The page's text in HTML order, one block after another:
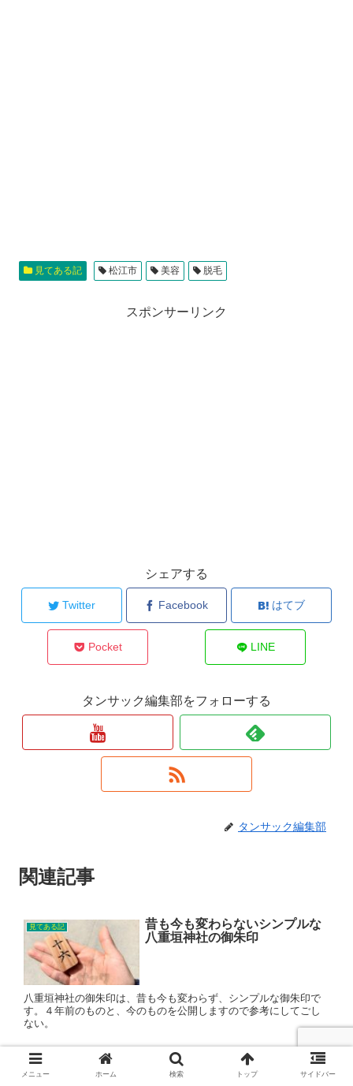
見てある記 松江市 美容 脱毛
スポンサーリンク
シェアする
Twitter Facebook はてブ
Pocket LINE
タンサック編集部をフォローする
タンサック編集部
関連記事
見てある記
昔も今も変わらないシンプルな
八重垣神社の御朱印
八重垣神社の御朱印は、昔も今も変わらず、シンプルな御朱印で
す。４年前のものと、今のものを公開しますので参考にしてごし
ない。
見てある記
島根県松江市のガンダムマンホ
メニュー ホーム 検索 トップ サイドバー